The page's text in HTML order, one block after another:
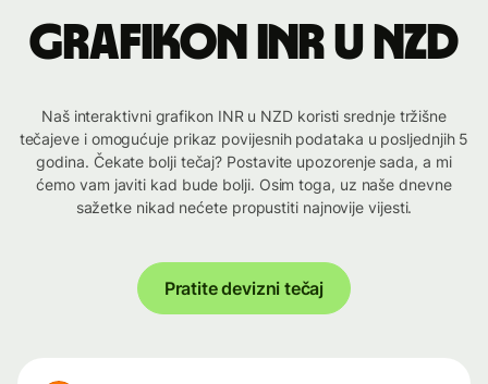
Grafikon INR u NZD
Naš interaktivni grafikon INR u NZD koristi srednje tržišne
tečajeve i omogućuje prikaz povijesnih podataka u posljednjih 5
godina. Čekate bolji tečaj? Postavite upozorenje sada, a mi
ćemo vam javiti kad bude bolji. Osim toga, uz naše dnevne
sažetke nikad nećete propustiti najnovije vijesti.
Pratite devizni tečaj